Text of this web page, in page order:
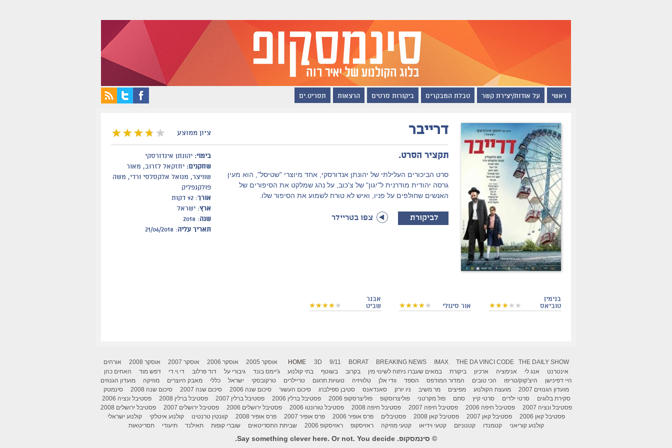
ראשי על אודות/יצירת קשר טבלת המבקרים ביקורות סרטים הרצאות תסריט.ים
ציון ממוצע דרייבר
בימוי: יהונתן אינדורסקי
שחקנים: יחזקאל לזרוב, מאור
שוויצר, מנואל אלקסלסי ורדי, משה
פולקנפליק
אורך: 92 דקות
ארץ: ישראל
שנה: 2018
תאריך עליה: 21/06/2018
תקציר הסרט.
סרט הביכורים העלילתי של יהונתן אנדורסקי, אחד מיוצרי "שטיסל", הוא מעין
גרסה יהודית מודרנית ל"יגון" של צ'כוב, על נהג שמלקט את הסיפורים של
האנשים שחולפים על פניו, ואיש לא טורח לשמוע את הסיפור שלו.
לביקורת צפו בטריילר
בנימין
טוביאס
אור סיגולי
אבנר
שביט
HOME 3D 9/11 BORAT BREAKING NEWS IMAX THE DA VINCI CODE THE DAILY SHOW אוסקר 2005 אוסקר 2006 אוסקר 2007 אוסקר 2008
אורחים
אינטרנט
אנג לי אנימציה ארכיון ביקורת במאים שעברו ניתוח לשינוי מין בקרוב בשוטף בתי קולנוע ג'יימס בונד גיבורי על דוד פרלוב די.וי.די דפש מוד
האחים כהן
היי דפינישן
היצ'קוק/טריפו הכי טובים המדור המודפס הספד וודי אלן טלוויזיה טעויות תרגום טריילרים טרקובסקי ישראל כללי מאבק היוצרים מוזיקה
מועדון הגנוזים
מועדון הגנוזים 2007
מועצת הקולנוע מפיצים מר משיב ניו יורק סאנדאנס סטיבן ספילברג סיכום העשור סיכום שנה 2006 סיכום שנה 2007 סיכום שנה 2008
סינמטק
סקירת בלוגים
סרטי ילדים סרטי קיץ סתם פול מקרטני פוליצרוסקופ פוליצרסקופ 2006 פסטיבל ברלין 2006 פסטיבל ברלין 2007 פסטיבל ברלין 2008
פסטיבל ונציה 2006
פסטיבל ונציה 2007
פסטיבל חיפה 2006 פסטיבל חיפה 2007 פסטיבל חיפה 2008 פסטיבל טורונטו 2006 פסטיבל ירושלים 2006 פסטיבל ירושלים 2007
פסטיבל ירושלים 2008
פסטיבל קאן 2006
פסטיבל קאן 2007 פסטיבל קאן 2008 פסטיבלים פרס אופיר 2006 פרס אופיר 2007 פרס אופיר 2008 קוונטין טרנטינו קולנוע איטלקי
קולנוע ישראלי
קולנוע קוריאני
קטמנדו קטנוניזם קטעי וידיאו קטעי מוזיקה ראזיסקופ ראזיסקופ 2006 שביתת התסריטאים שוברי קופות תאילנד תיעודי תסריטאות
© סינמסקופ. Say something clever here. Or not. You decide.